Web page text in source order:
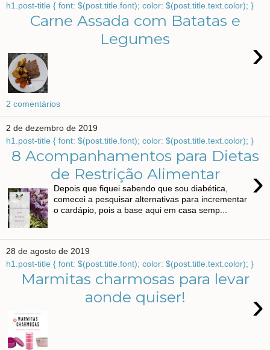
h1.post-title { font: $(post.title.font); color: $(post.title.text.color); }
Carne Assada com Batatas e
Legumes
›
2 comentários
2 de dezembro de 2019
h1.post-title { font: $(post.title.font); color: $(post.title.text.color); }
8 Acompanhamentos para Dietas
de Restrição Alimentar
›
Depois que fiquei sabendo que sou diabética,
comecei a pesquisar alternativas para incrementar
o cardápio, pois a base aqui em casa semp...
28 de agosto de 2019
h1.post-title { font: $(post.title.font); color: $(post.title.text.color); }
Marmitas charmosas para levar
aonde quiser!
›